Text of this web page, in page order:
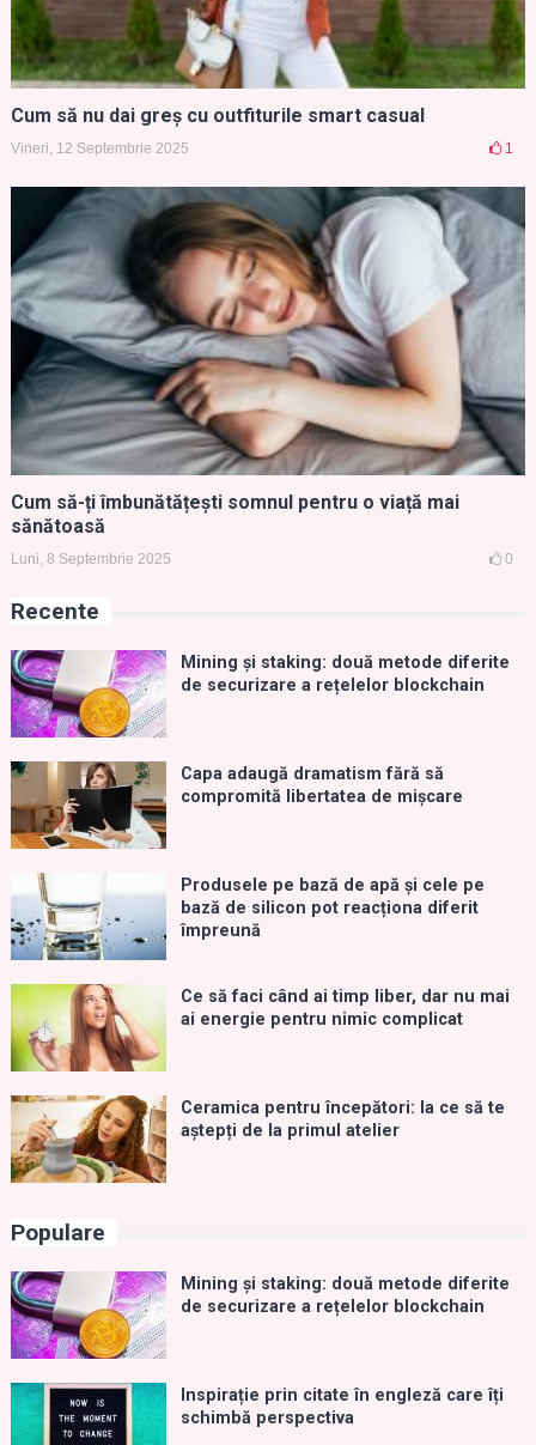
Cum să nu dai greș cu outfiturile smart casual
Vineri, 12 Septembrie 2025 1
Cum să-ți îmbunătățești somnul pentru o viață mai
sănătoasă
Luni, 8 Septembrie 2025 0
Recente
Mining și staking: două metode diferite
de securizare a rețelelor blockchain
Capa adaugă dramatism fără să
compromită libertatea de mișcare
Produsele pe bază de apă și cele pe
bază de silicon pot reacționa diferit
împreună
Ce să faci când ai timp liber, dar nu mai
ai energie pentru nimic complicat
Ceramica pentru începători: la ce să te
aștepți de la primul atelier
Populare
Mining și staking: două metode diferite
de securizare a rețelelor blockchain
Inspirație prin citate în engleză care îți
schimbă perspectiva